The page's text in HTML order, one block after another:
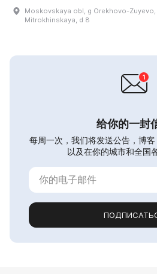
Moskovskaya obl, g Orekhovo-Zuyevo,
Mitrokhinskaya, d 8
给你的一封
每周一次，我们将发送公告，博客
以及在你的城市和全国